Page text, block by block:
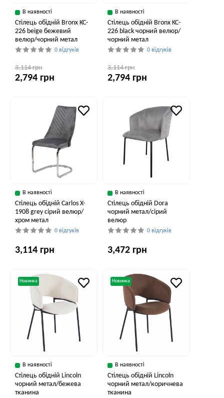
В наявності
Стілець обідній Bronx KC-
226 beige бежевий
велюр/чорний метал
0 відгуків
3,114 грн
2,794 грн
В наявності
Стілець обідній Bronx KC-
226 black чорний велюр/
чорний метал
0 відгуків
3,114 грн
2,794 грн
В наявності
Стілець обідній Carlos X-
1908 grey сірий велюр/
хром метал
0 відгуків
3,114 грн
В наявності
Стілець обідній Dora
чорний метал/сірий
велюр
0 відгуків
3,472 грн
Новинка
В наявності
Стілець обідній Lincoln
чорний метал/бежева
тканина
Новинка
В наявності
Стілець обідній Lincoln
чорний метал/коричнева
тканина